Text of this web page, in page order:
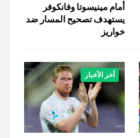
أمام مينيسوتا وفانكوفر
يستهدف تصحيح المسار ضد
خواريز
أخر الأخبار